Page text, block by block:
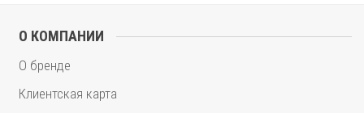
О КОМПАНИИ
О бренде
Клиентская карта